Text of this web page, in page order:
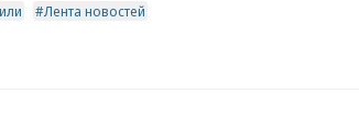
Лента новостей